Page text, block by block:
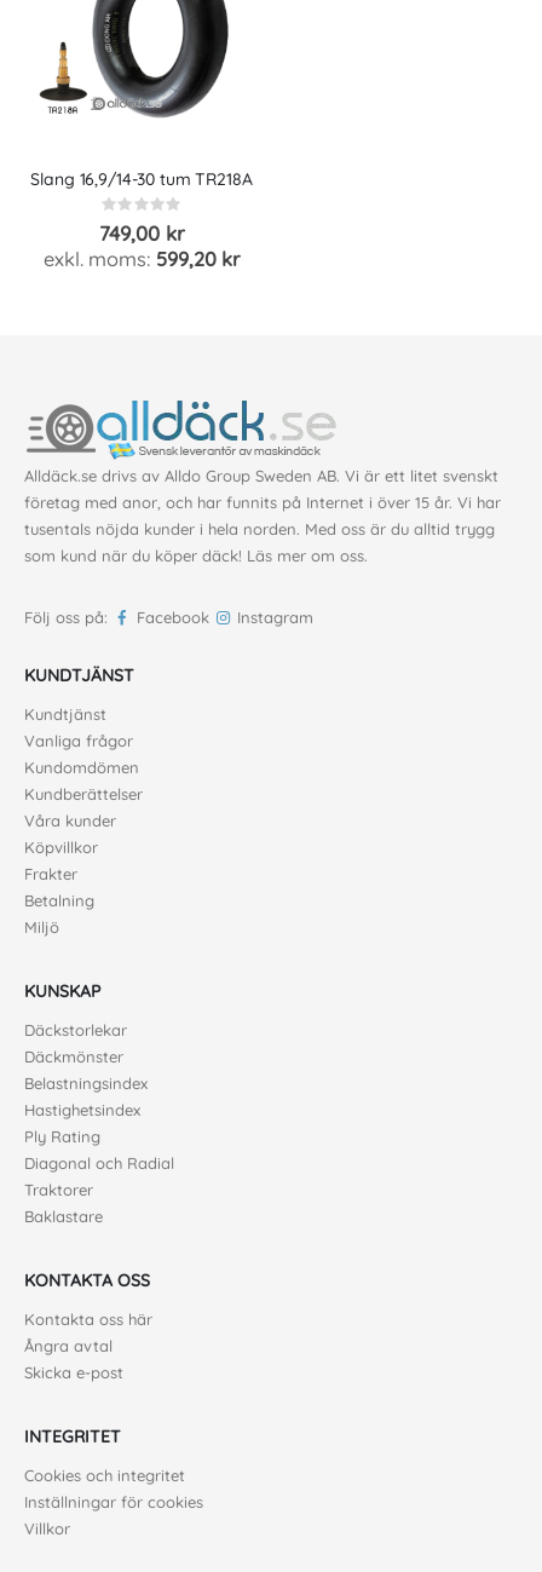
Slang 16,9/14-30 tum TR218A
Rating:
0%
749,00 kr
599,20 kr
Alldäck.se drivs av Alldo Group Sweden AB. Vi är ett litet svenskt
företag med anor, och har funnits på Internet i över 15 år. Vi har
tusentals nöjda kunder i hela norden. Med oss är du alltid trygg
som kund när du köper däck! Läs mer om oss.
Följ oss på: Facebook Instagram
KUNDTJÄNST
Kundtjänst
Vanliga frågor
Kundomdömen
Kundberättelser
Våra kunder
Köpvillkor
Frakter
Betalning
Miljö
KUNSKAP
Däckstorlekar
Däckmönster
Belastningsindex
Hastighetsindex
Ply Rating
Diagonal och Radial
Traktorer
Baklastare
KONTAKTA OSS
Kontakta oss här
Ångra avtal
Skicka e-post
INTEGRITET
Cookies och integritet
Inställningar för cookies
Villkor